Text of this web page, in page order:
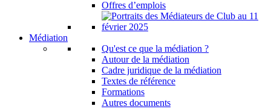
Offres d’emplois
Médiation
Qu'est ce que la médiation ?
Autour de la médiation
Cadre juridique de la médiation
Textes de référence
Formations
Autres documents